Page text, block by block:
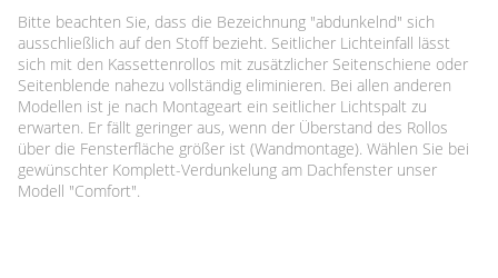
Bitte beachten Sie, dass die Bezeichnung "abdunkelnd" sich
ausschließlich auf den Stoff bezieht. Seitlicher Lichteinfall lässt
sich mit den Kassettenrollos mit zusätzlicher Seitenschiene oder
Seitenblende nahezu vollständig eliminieren. Bei allen anderen
Modellen ist je nach Montageart ein seitlicher Lichtspalt zu
erwarten. Er fällt geringer aus, wenn der Überstand des Rollos
über die Fensterfläche größer ist (Wandmontage). Wählen Sie bei
gewünschter Komplett-Verdunkelung am Dachfenster unser
Modell "Comfort".